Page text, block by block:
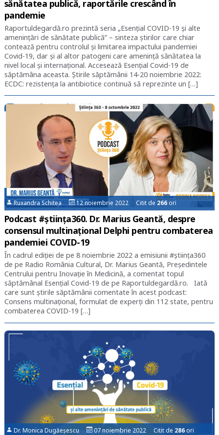
sănătatea publică, raportările crescând în
pandemie
Raportuldegardă.ro prezintă seria „Esențial COVID-19 și alte
amenințări de sănătate publică” – sinteza știrilor care chiar
contează pentru controlul și limitarea impactului pandemiei
Covid-19, dar și al altor patogeni care amenință sănătatea la
nivel local și internațional. Accesează Esențial Covid-19 de
săptămâna aceasta. Știrile săptămânii 14-20 noiembrie 2022:
ECDC: rezistenţa la antibiotice continuă să reprezinte un […]
Ruxandra Schitea 12 noiembrie 2022 Citit de266ori
Podcast #știința360. Dr. Marius Geantă, despre
consensul multinațional Delphi pentru combaterea
pandemiei COVID-19
În cadrul ediției de pe 8 noiembrie 2022 a emisiunii #știința360
de pe Radio România Cultural, Dr. Marius Geantă, Președintele
Centrului pentru Inovație în Medicină, a comentat topul
săptămânal Esențial Covid-19 de pe Raportuldegardă.ro. Iată
care sunt știrile săptămânii comentate în acest podcast:
Consens multinațional, formulat de experți din 112 state, pentru
combaterea COVID-19 […]
Dr. Monica Dugăeșescu 07 noiembrie 2022 Citit de 286ori